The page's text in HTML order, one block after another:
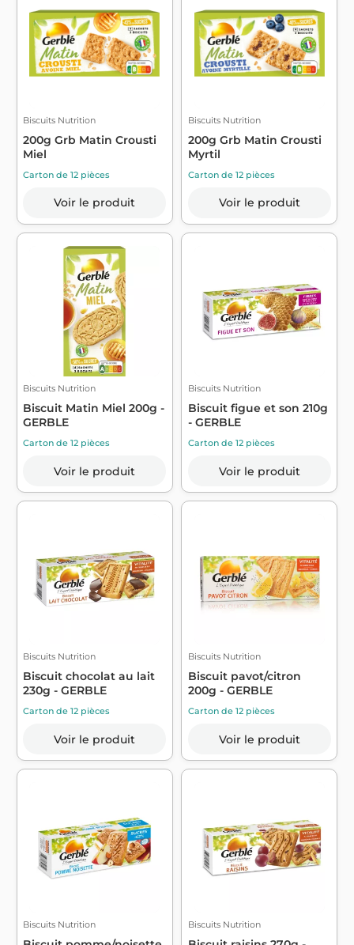
Biscuits Nutrition
200g Grb Matin Crousti
Miel
Carton de 12 pièces
Voir le produit
Biscuits Nutrition
200g Grb Matin Crousti
Myrtil
Carton de 12 pièces
Voir le produit
Biscuits Nutrition
Biscuit Matin Miel 200g -
GERBLE
Carton de 12 pièces
Voir le produit
Biscuits Nutrition
Biscuit figue et son 210g
- GERBLE
Carton de 12 pièces
Voir le produit
Biscuits Nutrition
Biscuit chocolat au lait
230g - GERBLE
Carton de 12 pièces
Voir le produit
Biscuits Nutrition
Biscuit pavot/citron
200g - GERBLE
Carton de 12 pièces
Voir le produit
Biscuits Nutrition Biscuits Nutrition